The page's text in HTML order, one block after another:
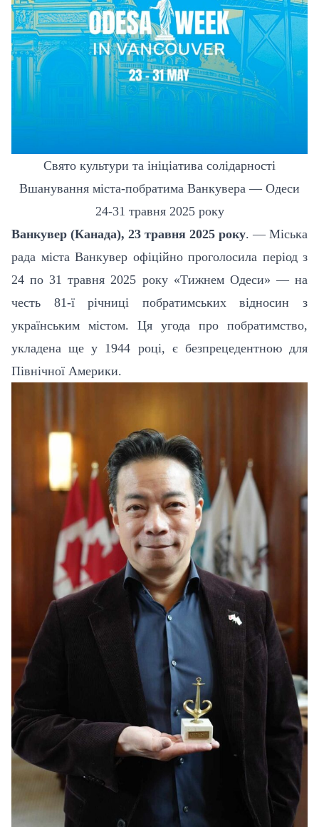
Свято культури та ініціатива солідарності
Вшанування міста-побратима Ванкувера — Одеси
24-31 травня 2025 року
Ванкувер (Канада), 23 травня 2025 року. — Міська
рада міста Ванкувер офіційно проголосила період з
24 по 31 травня 2025 року «Тижнем Одеси» — на
честь 81-ї річниці побратимських відносин з
українським містом. Ця угода про побратимство,
укладена ще у 1944 році, є безпрецедентною для
Північної Америки.